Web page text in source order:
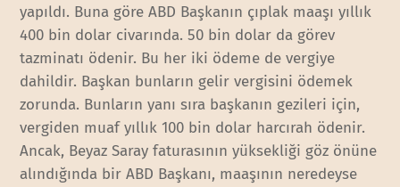
yapıldı. Buna göre ABD Başkanın çıplak maaşı yıllık
400 bin dolar civarında. 50 bin dolar da görev
tazminatı ödenir. Bu her iki ödeme de vergiye
dahildir. Başkan bunların gelir vergisini ödemek
zorunda. Bunların yanı sıra başkanın gezileri için,
vergiden muaf yıllık 100 bin dolar harcırah ödenir.
Ancak, Beyaz Saray faturasının yüksekliği göz önüne
alındığında bir ABD Başkanı, maaşının neredeyse